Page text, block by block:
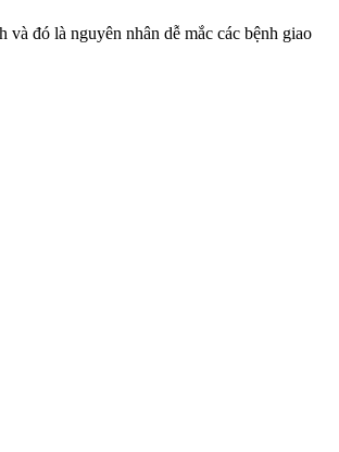
đó là nguyên nhân dễ mắc các bệnh giao